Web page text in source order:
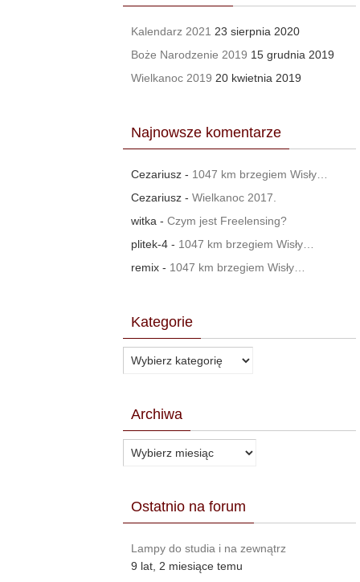
Kalendarz 2021 23 sierpnia 2020
Boże Narodzenie 2019 15 grudnia 2019
Wielkanoc 2019 20 kwietnia 2019
Najnowsze komentarze
Cezariusz - 1047 km brzegiem Wisły…
Cezariusz - Wielkanoc 2017.
witka - Czym jest Freelensing?
plitek-4 - 1047 km brzegiem Wisły…
remix - 1047 km brzegiem Wisły…
Kategorie
Kategorie
Archiwa
Archiwa
Ostatnio na forum
Lampy do studia i na zewnątrz
9 lat, 2 miesiące temu